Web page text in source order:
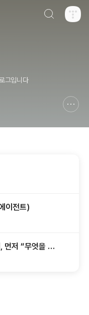
그입니다
이전트)
저 “무엇을 만